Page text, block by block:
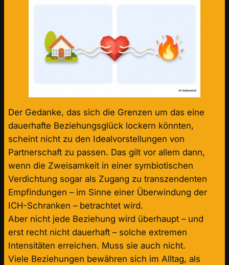
Der Gedanke, das sich die Grenzen um das eine
dauerhafte Beziehungsglück lockern könnten,
scheint nicht zu den Idealvorstellungen von
Partnerschaft zu passen. Das gilt vor allem dann,
wenn die Zweisamkeit in einer symbiotischen
Verdichtung sogar als Zugang zu transzendenten
Empfindungen – im Sinne einer Überwindung der
ICH-Schranken – betrachtet wird.
Aber nicht jede Beziehung wird überhaupt – und
erst recht nicht dauerhaft – solche extremen
Intensitäten erreichen. Muss sie auch nicht.
Viele Beziehungen bewähren sich im Alltag, als